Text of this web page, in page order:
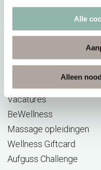
Alle
Alleen
Sauna
Acties
Vacatures
BeWellness
Massage opleidingen
Wellness Giftcard
Aufguss Challenge